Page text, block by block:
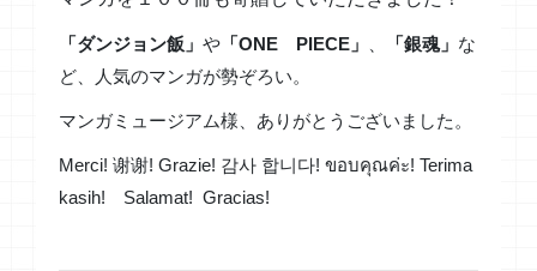
「ダンジョン飯」や 「ONE PIECE」 「銀魂」 な
ど、人気のマンガが勢ぞろい。
マンガミュージアム様、ありがとうございました。
Merci! 谢谢! Grazie! 감사 합니다! ขอบคุณค่ะ! Terima
kasih! Salamat! Gracias!